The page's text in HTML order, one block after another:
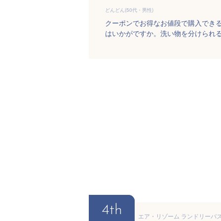
どんどん(50代・男性)
クーポンでお得なお値段で購入でき
はいかがですか。洗い物を分けられ
4th